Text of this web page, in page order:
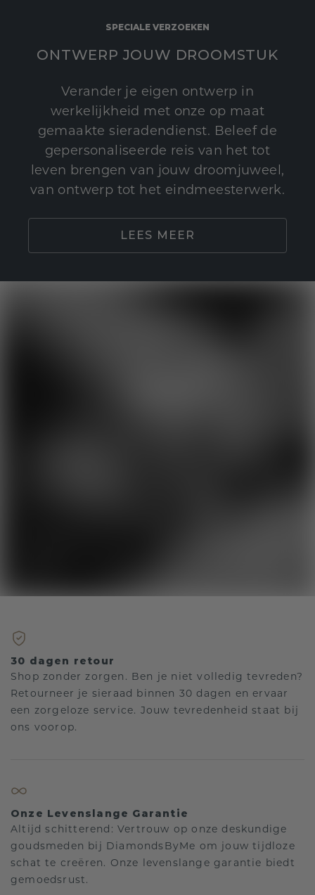
SPECIALE VERZOEKEN
ONTWERP JOUW DROOMSTUK
Verander je eigen ontwerp in
werkelijkheid met onze op maat
gemaakte sieradendienst. Beleef de
gepersonaliseerde reis van het tot
leven brengen van jouw droomjuweel,
van ontwerp tot het eindmeesterwerk.
LEES MEER
30 dagen retour
Shop zonder zorgen. Ben je niet volledig tevreden?
Retourneer je sieraad binnen 30 dagen en ervaar
een zorgeloze service. Jouw tevredenheid staat bij
ons voorop.
Onze Levenslange Garantie
Altijd schitterend: Vertrouw op onze deskundige
goudsmeden bij DiamondsByMe om jouw tijdloze
schat te creëren. Onze levenslange garantie biedt
gemoedsrust.